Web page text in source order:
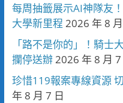
每周抽籤展示AI神隊友
大學新里程 2026 年 8
「路不是你的」！騎士
攔停送辦 2026 年 8 月 7
珍惜119報案專線資源
年 8 月 7 日